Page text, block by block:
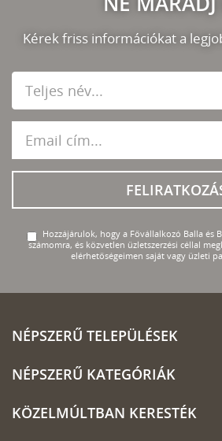
Kérek friss információkat a
Hozzájárulok, hogy a Fővállalkozó Balla és
számomra, és közvetlen üzletszerzési céllal
elérhetőségeimen saját vagy üzleti
NÉPSZERŰ TELEPÜLÉSEK
NÉPSZERŰ KATEGÓRIÁK
KÖZELMÚLTBAN KERESTÉK